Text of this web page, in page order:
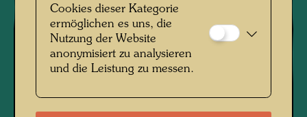
Cookies dieser Kategorie
ermöglichen es uns, die
Nutzung der Website
anonymisiert zu analysieren
und die Leistung zu messen.